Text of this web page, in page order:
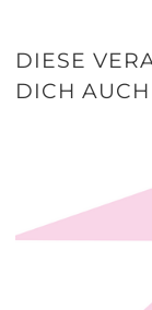
DIESE
DICH